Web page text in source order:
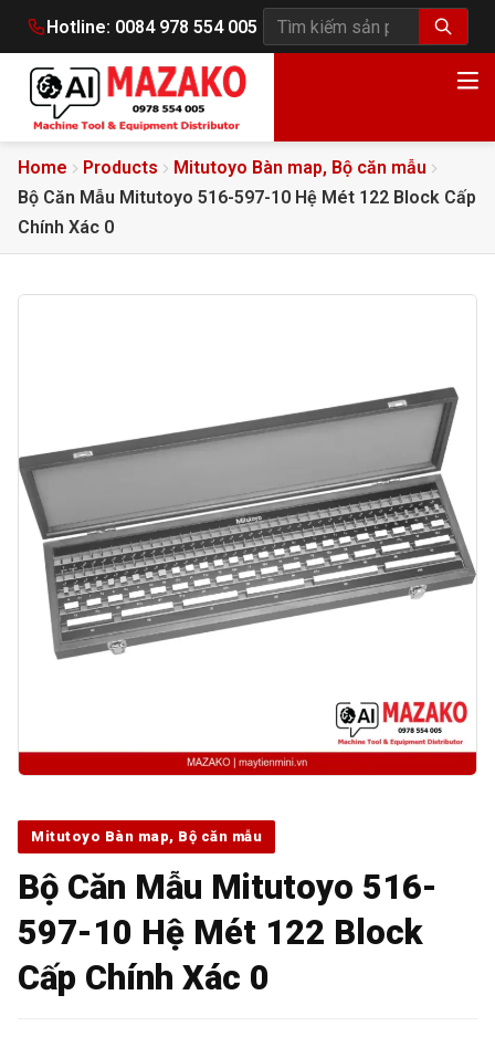
Hotline: 0084 978 554 005
Tìm kiếm sản phẩm
Home Products
Mitutoyo Bàn map, Bộ căn mẫu
Bộ Căn Mẫu Mitutoyo 516-597-10 Hệ Mét 122 Block Cấp
Chính Xác 0
Mitutoyo Bàn map, Bộ căn mẫu
Bộ Căn Mẫu Mitutoyo 516-
597-10 Hệ Mét 122 Block
Cấp Chính Xác 0